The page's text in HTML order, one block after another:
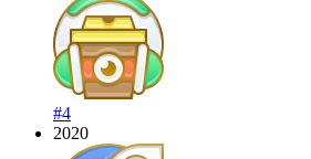
#4
2020